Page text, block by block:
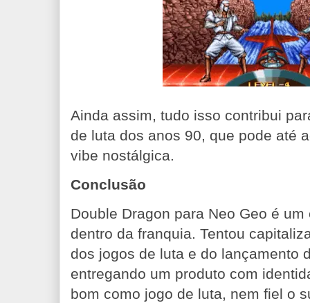
Ainda assim, tudo isso contribui
de luta dos anos 90, que pode até
vibe nostálgica.
Conclusão
Double Dragon para Neo Geo é
dentro da franquia. Tentou
dos jogos de luta e do lançamento
entregando um produto com
bom como jogo de luta, nem fiel o